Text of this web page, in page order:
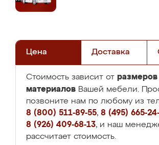
Цена Доставка
Стоимость зависит от размеров
материалов Вашей мебели.
позвоните нам по любому из
8 (800) 511-89-55, 8 (495) 665-
8 (926) 409-68-13, и наш
рассчитает стоимость.